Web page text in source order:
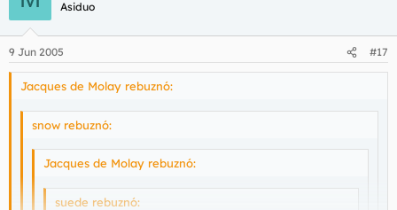
Asiduo
9 Jun 2005 #17
Jacques de Molay rebuznó:
snow rebuznó:
Jacques de Molay rebuznó:
suede rebuznó: